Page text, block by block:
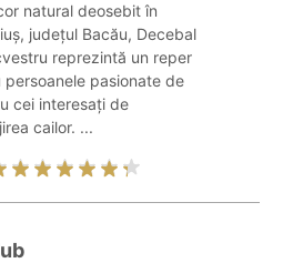
natural deosebit în
județul Bacău, Decebal
reprezintă un reper
pasionate de
cei interesați de
cailor. ...